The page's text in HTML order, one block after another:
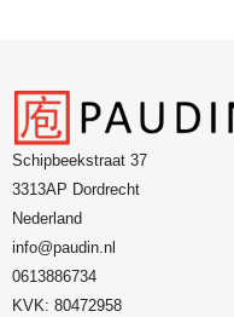
Schipbeekstraat 37
3313AP Dordrecht
Nederland
info@paudin.nl
0613886734
KVK: 80472958